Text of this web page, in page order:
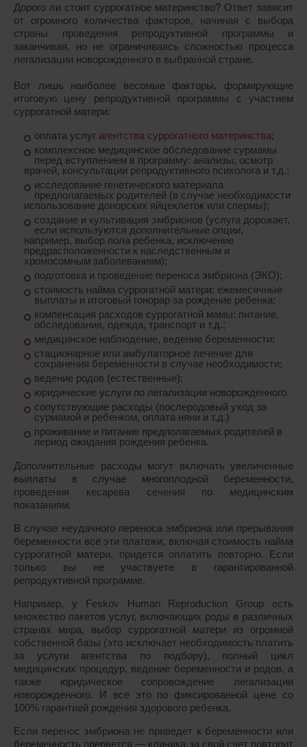
Дорого ли стоит суррогатное материнство? Ответ зависит
от огромного количества факторов, начиная с выбора
страны проведения репродуктивной программы и
заканчивая, но не ограничиваясь сложностью процесса
легализации новорожденного в выбранной стране.
Вот лишь наиболее весомые факторы, формирующие
итоговую цену репродуктивной программы с участием
суррогатной матери:
оплата услуг агентства суррогатного материнства;
комплексное медицинское обследование сурмамы
перед вступлением в программу: анализы, осмотр
врачей, консультации репродуктивного психолога и т.д.;
исследование генетического материала
предполагаемых родителей (в случае необходимости
использование донорских яйцеклеток или спермы);
создание и культивация эмбрионов (услуга дорожает,
если используются дополнительные опции,
например, выбор пола ребенка, исключение
предрасположенности к наследственным и
хромосомным заболеваниям);
подготовка и проведение переноса эмбриона (ЭКО);
стоимость найма суррогатной матери: ежемесячные
выплаты и итоговый гонорар за рождение ребенка;
компенсация расходов суррогатной мамы: питание,
обследования, одежда, транспорт и т.д.;
медицинское наблюдение, ведение беременности;
стационарное или амбулаторное лечение для
сохранения беременности в случае необходимости;
ведение родов (естественные);
юридические услуги по легализации новорожденного.
сопутствующие расходы (послеродовый уход за
сурмамой и ребенком, оплата няни и т.д.)
проживание и питание предполагаемых родителей в
период ожидания рождения ребенка.
Дополнительные расходы могут включать увеличенные
выплаты в случае многоплодной беременности,
проведения кесарева сечения по медицинским
показаниям.
В случае неудачного переноса эмбриона или прерывания
беременности все эти платежи, включая стоимость найма
суррогатной матери, придется оплатить повторно. Если
только вы не участвуете в гарантированной
репродуктивной программе.
Например, у Feskov Human Reproduction Group есть
множество пакетов услуг, включающих роды в различных
странах мира, выбор суррогатной матери из огромной
собственной базы (это исключает необходимость платить
за услуги агентства по подбору), полный цикл
медицинских процедур, ведение беременности и родов, а
также юридическое сопровождение легализации
новорожденного. И все это по фиксированной цене со
100% гарантией рождения здорового ребенка.
Если перенос эмбриона не приведет к беременности или
беременность прервется ― клиника за свой счет повторит